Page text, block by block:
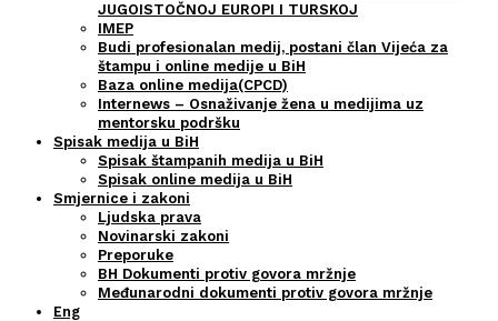
JUGOISTOČNOJ EUROPI I TURSKOJ
IMEP
Budi profesionalan medij, postani član Vijeća za
štampu i online medije u BiH
Baza online medija(CPCD)
Internews – Osnaživanje žena u medijima uz
mentorsku podršku
Spisak medija u BiH
Spisak štampanih medija u BiH
Spisak online medija u BiH
Smjernice i zakoni
Ljudska prava
Novinarski zakoni
Preporuke
BH Dokumenti protiv govora mržnje
Međunarodni dokumenti protiv govora mržnje
Eng